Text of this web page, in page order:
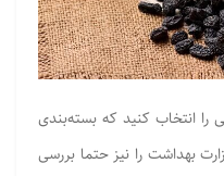
انتخاب کنید که بسته‌بندی
بهداشت را نیز حتما بررسی